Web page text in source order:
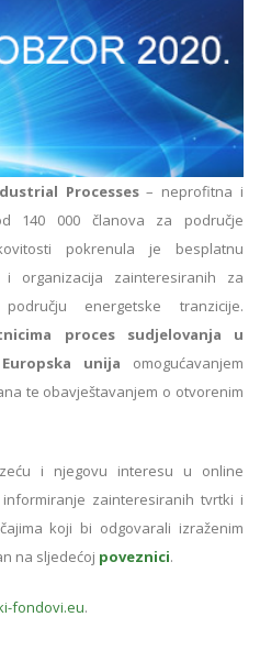
Processes– neprofitna i
140 000 članova za područje
pokrenula je besplatnu
organizacija zainteresiranih za
energetske tranzicije.
proces sudjelovanja u
unija omogućavanjem
te obavještavanjem o otvorenim
i njegovu interesu u online
informiranje zainteresiranih tvrtki i
koji bi odgovarali izraženim
na sljedećoj poveznici.
fondovi.eu.